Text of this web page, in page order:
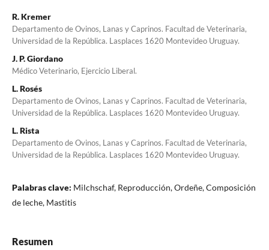
R. Kremer
Departamento de Ovinos, Lanas y Caprinos. Facultad de Veterinaria,
Universidad de la República. Lasplaces 1620 Montevideo Uruguay.
J. P. Giordano
Médico Veterinario, Ejercicio Liberal.
L. Rosés
Departamento de Ovinos, Lanas y Caprinos. Facultad de Veterinaria,
Universidad de la República. Lasplaces 1620 Montevideo Uruguay.
L. Rista
Departamento de Ovinos, Lanas y Caprinos. Facultad de Veterinaria,
Universidad de la República. Lasplaces 1620 Montevideo Uruguay.
Palabras clave: Milchschaf, Reproducción, Ordeñe, Composición
de leche, Mastitis
Resumen